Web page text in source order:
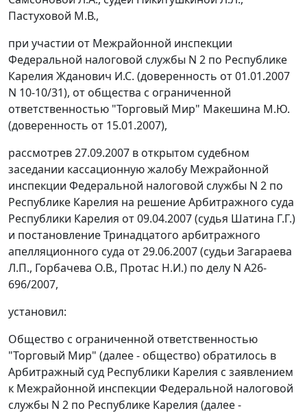
Пастуховой М.В.,
при участии от Межрайонной инспекции
Федеральной налоговой службы N 2 по Республике
Карелия Жданович И.С. (доверенность от 01.01.2007
N 10-10/31), от общества с ограниченной
ответственностью "Торговый Мир" Макешина М.Ю.
(доверенность от 15.01.2007),
рассмотрев 27.09.2007 в открытом судебном
заседании кассационную жалобу Межрайонной
инспекции Федеральной налоговой службы N 2 по
Республике Карелия на решение Арбитражного суда
Республики Карелия от 09.04.2007 (судья Шатина Г.Г.)
и постановление Тринадцатого арбитражного
апелляционного суда от 29.06.2007 (судьи Загараева
Л.П., Горбачева О.В., Протас Н.И.) по делу N А26-
696/2007,
установил:
Общество с ограниченной ответственностью
"Торговый Мир" (далее - общество) обратилось в
Арбитражный суд Республики Карелия с заявлением
к Межрайонной инспекции Федеральной налоговой
службы N 2 по Республике Карелия (далее -